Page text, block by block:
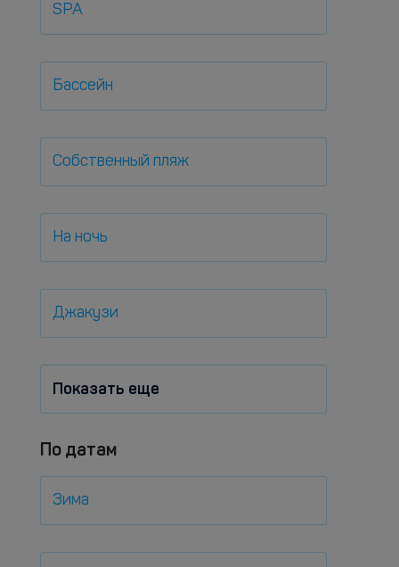
SPA
Бассейн
Собственный пляж
На ночь
Джакузи
Показать еще
По датам
Зима